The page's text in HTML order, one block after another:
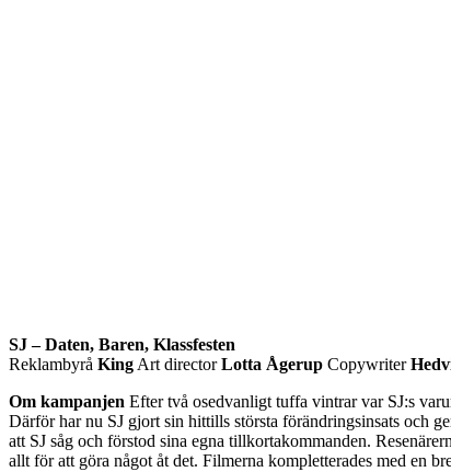
SJ – Daten, Baren, Klassfesten
Reklambyrå King Art directorLotta Ågerup Copywriter
Om kampanjen Efter två osedvanligt tuffa vintrar var SJ:s
Därför har nu SJ gjort sin hittills största förändringsinsats och
att SJ såg och förstod sina egna tillkortakommanden.
allt för att göra något åt det. Filmerna kompletterades med en